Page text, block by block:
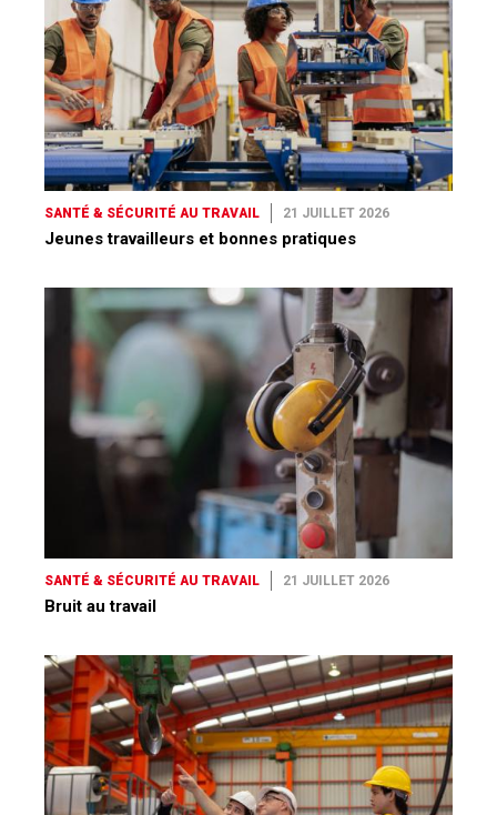
SANTÉ & SÉCURITÉ AU TRAVAIL 21 JUILLET 2026
Jeunes travailleurs et bonnes pratiques
SANTÉ & SÉCURITÉ AU TRAVAIL 21 JUILLET 2026
Bruit au travail